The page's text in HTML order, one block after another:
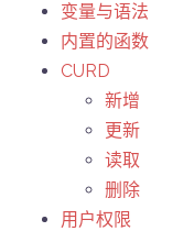
变量与语法
内置的函数
CURD
新增
更新
读取
删除
用户权限